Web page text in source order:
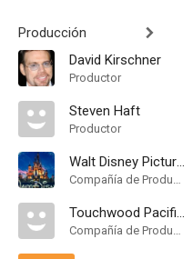
Producción
David Kirschner
Productor
Steven Haft
Productor
Walt Disney Pictures
Compañía de Produccion
Touchwood Pacific Partners I
Compañía de Produccion